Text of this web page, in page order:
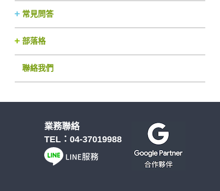
常見問答
部落格
聯絡我們
業務聯絡
TEL： 04-37019988